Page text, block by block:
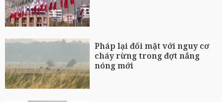
Pháp lại đối mặt với nguy cơ
cháy rừng trong đợt nắng
nóng mới